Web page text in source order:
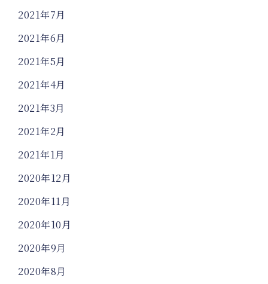
2021年7月
2021年6月
2021年5月
2021年4月
2021年3月
2021年2月
2021年1月
2020年12月
2020年11月
2020年10月
2020年9月
2020年8月